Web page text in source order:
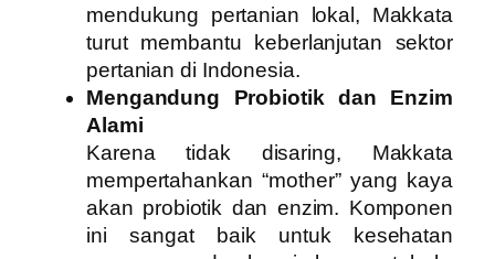
mendukung pertanian lokal, Makkata
turut membantu keberlanjutan sektor
pertanian di Indonesia.
Mengandung Probiotik dan Enzim
Alami
Karena tidak disaring, Makkata
mempertahankan “mother” yang kaya
akan probiotik dan enzim. Komponen
ini sangat baik untuk kesehatan